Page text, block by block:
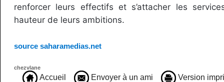
renforcer leurs effectifs et s’attacher les
hauteur de leurs ambitions.
source saharamedias.net
chezvlane
Accueil Envoyer à un ami Version